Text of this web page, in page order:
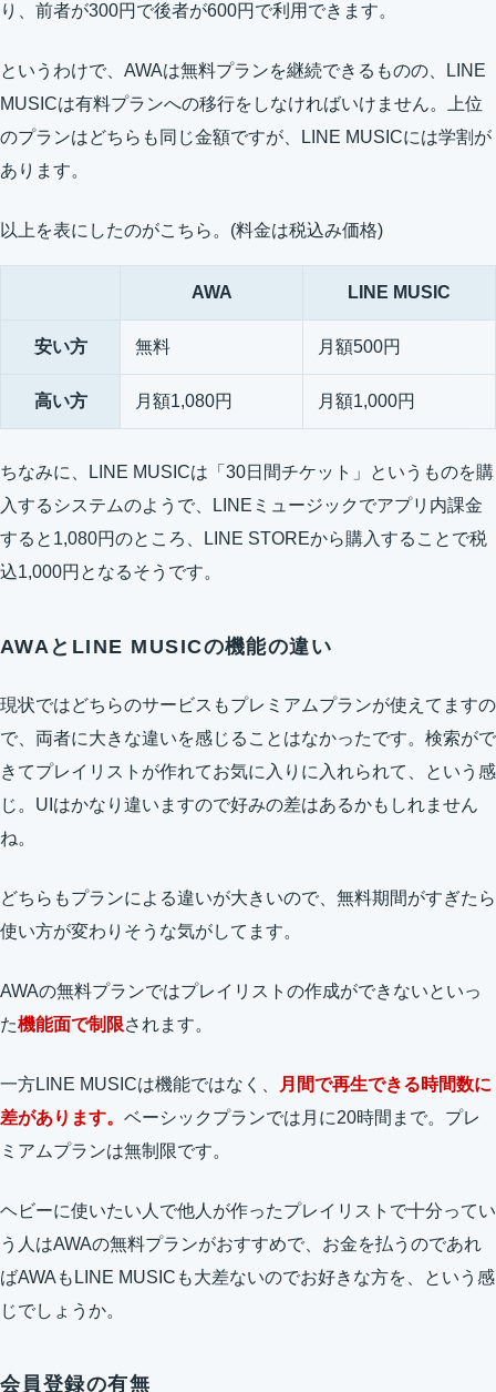
り、前者が300円で後者が600円で利用できます。
というわけで、AWAは無料プランを継続できるものの、LINE
MUSICは有料プランへの移行をしなければいけません。上位
のプランはどちらも同じ金額ですが、LINE MUSICには学割が
あります。
以上を表にしたのがこちら。(料金は税込み価格)
AWA LINE MUSIC
安い方 無料 月額500円
高い方 月額1,080円 月額1,000円
ちなみに、LINE MUSICは「30日間チケット」というものを購
入するシステムのようで、LINEミュージックでアプリ内課金
すると1,080円のところ、LINE STOREから購入することで税
込1,000円となるそうです。
AWAとLINE MUSICの機能の違い
現状ではどちらのサービスもプレミアムプランが使えてますの
で、両者に大きな違いを感じることはなかったです。検索がで
きてプレイリストが作れてお気に入りに入れられて、という感
じ。UIはかなり違いますので好みの差はあるかもしれません
ね。
どちらもプランによる違いが大きいので、無料期間がすぎたら
使い方が変わりそうな気がしてます。
AWAの無料プランではプレイリストの作成ができないといっ
た機能面で制限されます。
一方LINE MUSICは機能ではなく、
月間で再生できる時間数に
差があります。 ベーシックプランでは月に20時間まで。プレ
ミアムプランは無制限です。
ヘビーに使いたい人で他人が作ったプレイリストで十分ってい
う人はAWAの無料プランがおすすめで、お金を払うのであれ
ばAWAもLINE MUSICも大差ないのでお好きな方を、という感
じでしょうか。
会員登録の有無